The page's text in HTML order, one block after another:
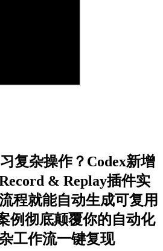
复杂操作？Codex新增
& Replay插件实
程就能自动生成可复用
例彻底颠覆你的自动化
工作流一键复现